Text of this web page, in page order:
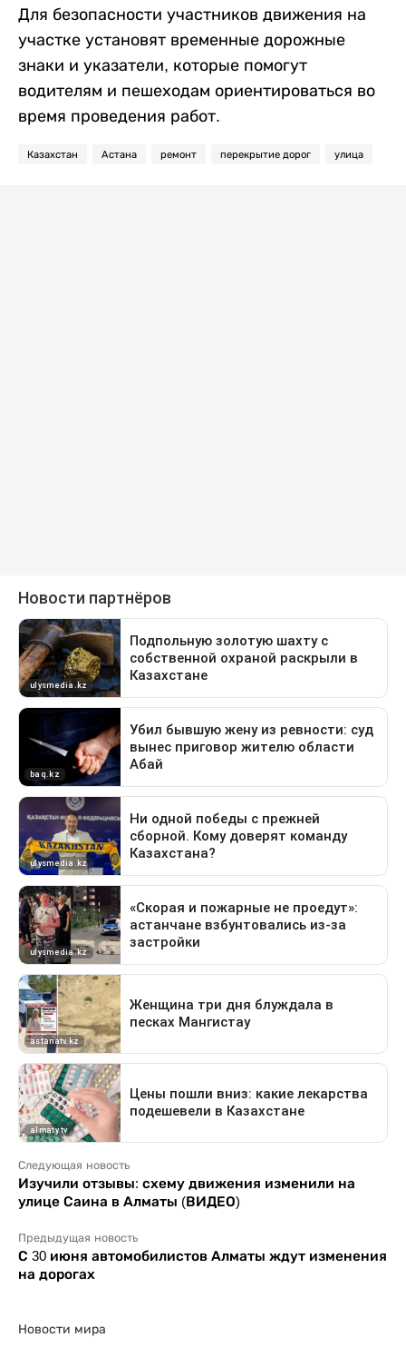
Для безопасности участников движения на
участке установят временные дорожные
знаки и указатели, которые помогут
водителям и пешеходам ориентироваться во
время проведения работ.
Казахстан Астана ремонт перекрытие дорог улица
Следующая новость
Изучили отзывы: схему движения изменили на
улице Саина в Алматы (ВИДЕО)
Предыдущая новость
С 30 июня автомобилистов Алматы ждут изменения
на дорогах
Новости мира